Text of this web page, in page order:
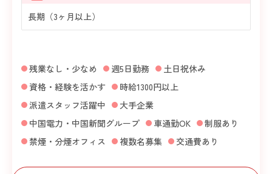
長期（3ヶ月以上）
残業なし・少なめ 週5日勤務
土日祝休み
資格・経験を活かす
時給1300円以上
派遣スタッフ活躍中
大手企業
中国電力・中国新聞グループ
車通勤OK
制服あり
禁煙・分煙オフィス
複数名募集 交通費あり